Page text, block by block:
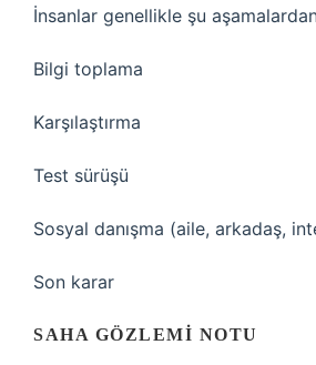
İnsanlar genellikle şu
Bilgi toplama
Karşılaştırma
Test sürüşü
Sosyal danışma (aile, arkadaş,
Son karar
SAHA GÖZLEMI NOTU